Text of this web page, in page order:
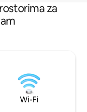
za
Wi-Fi